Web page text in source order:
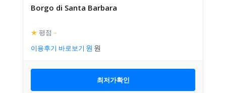
Borgo di Santa Barbara
★ 평점 –
이용후기 바로보기
최저가확인